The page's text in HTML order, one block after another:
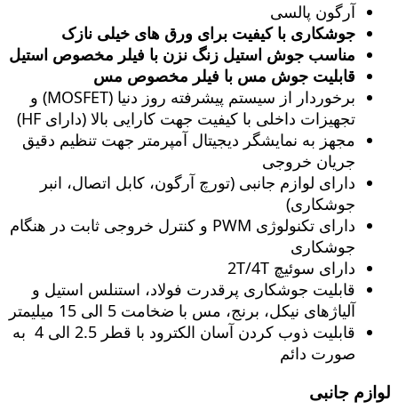
آرگون پالسی
جوشکاری با کیفیت برای ورق های خیلی نازک
مناسب جوش استیل زنگ‌ نزن با فیلر مخصوص استیل
قابلیت جوش مس با فیلر مخصوص مس
برخوردار از سیستم پیشرفته روز دنیا (MOSFET) و
تجهیزات داخلی با کیفیت جهت کارایی بالا (دارای HF)
مجهز به نمایشگر دیجیتال آمپرمتر جهت تنظیم دقیق
جریان خروجی
دارای لوازم جانبی (تورچ آرگون، کابل اتصال، انبر
جوشکاری)
دارای تکنولوژی PWM و کنترل خروجی ثابت در هنگام
جوشکاری
دارای سوئیچ 2T/4T
قابلیت جوشکاری پرقدرت فولاد، استنلس استیل و
آلیاژهای نیکل، برنج، مس با ضخامت 5 الی 15 میلیمتر
قابلیت ذوب کردن آسان الکترود با قطر 2.5 الی 4 به
صورت دائم
لوازم جانبی